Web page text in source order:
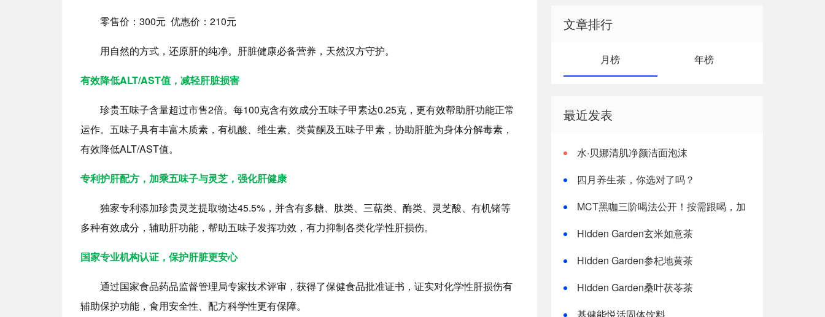
零售价：300元 优惠价：210元
用自然的方式，还原肝的纯净。肝脏健康必备营养，天然汉方守护。
有效降低ALT/AST值，减轻肝脏损害
珍贵五味子含量超过市售2倍。每100克含有效成分五味子甲素达0.25克，更有效帮助肝功能正常
运作。五味子具有丰富木质素，有机酸、维生素、类黄酮及五味子甲素，协助肝脏为身体分解毒素，
有效降低ALT/AST值。
专利护肝配方，加乘五味子与灵芝，强化肝健康
独家专利添加珍贵灵芝提取物达45.5%，并含有多糖、肽类、三萜类、酶类、灵芝酸、有机锗等
多种有效成分，辅助肝功能，帮助五味子发挥功效，有力抑制各类化学性肝损伤。
国家专业机构认证，保护肝脏更安心
通过国家食品药品监督管理局专家技术评审，获得了保健食品批准证书，证实对化学性肝损伤有
辅助保护功能，食用安全性、配方科学性更有保障。
文章排行
月榜 年榜
最近发表
水·贝娜清肌净颜洁面泡沫
四月养生茶，你选对了吗？
MCT黑咖三阶喝法公开！按需跟喝，加
Hidden Garden玄米如意茶
Hidden Garden参杞地黄茶
Hidden Garden桑叶茯苓茶